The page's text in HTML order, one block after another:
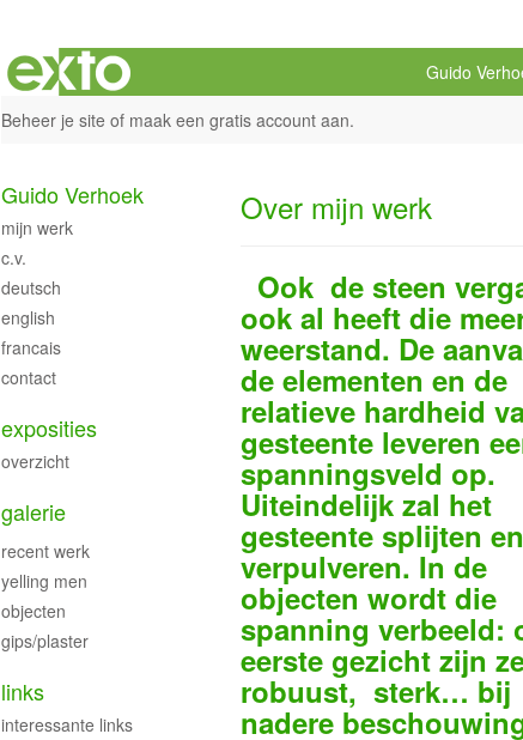
Guido
Beheer je site of maak een gratis account aan.
Over mijn werk
Ook de steen
ook al heeft die
weerstand. De
de elementen en de
relatieve hardheid
gesteente leveren
spanningsveld op.
Uiteindelijk zal het
gesteente splijten en
verpulveren. In de
objecten wordt die
spanning verbeeld:
eerste gezicht zijn
robuust, sterk… bij
nadere
Guido Verhoek
mijn werk
c.v.
deutsch
english
francais
contact
exposities
overzicht
galerie
recent werk
yelling men
objecten
gips/plaster
links
interessante links